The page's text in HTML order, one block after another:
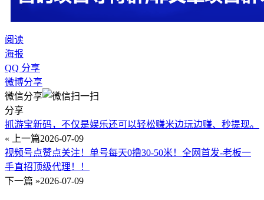
阅读
海报
QQ 分享
微博分享
微信分享
分享
抓游宝新码，不仅是娱乐还可以轻松赚米边玩边赚、秒提现。
« 上一篇2026-07-09
视频号点赞点关注！单号每天0撸30-50米！全网首发-老板一
手直招顶级代理！！
下一篇 »2026-07-09